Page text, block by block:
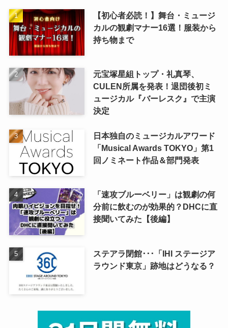
【初心者必読！】舞台・ミュージ
カルの観劇マナー16選！服装から
持ち物まで
元宝塚星組トップ・礼真琴、
CULEN所属を発表！退団後初ミ
ュージカル『バーレスク』で主演
決定
日本独自のミュージカルアワード
「Musical Awards TOKYO」第1
回ノミネート作品＆部門発表
「速攻ブルーベリー」は観劇の何
分前に飲むのが効果的？DHCに直
接聞いてみた【後編】
ステアラ閉館･･･「IHI ステージア
ラウンド東京」跡地はどうなる？